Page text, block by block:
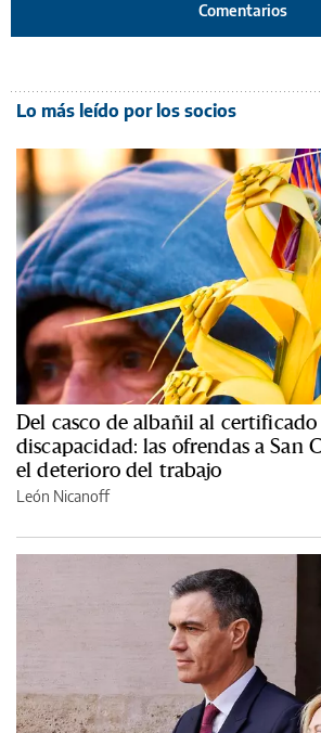
Comentarios
Lo más leído por los socios
Del casco de albañil al
discapacidad: las ofrendas a San
el deterioro del trabajo
León Nicanoff